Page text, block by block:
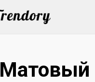
Матовый